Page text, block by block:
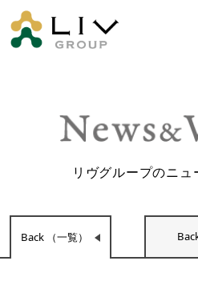
リヴグループのニ
Back （一覧）